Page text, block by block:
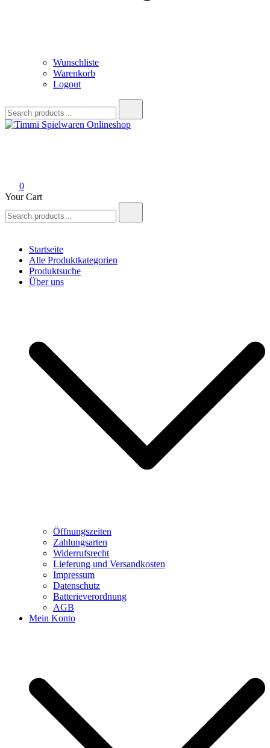
Wunschliste
Warenkorb
Logout
for:
0
Your Cart
for:
Startseite
Alle Produktkategorien
Produktsuche
Über uns
Öffnungszeiten
Zahlungsarten
Widerrufsrecht
Lieferung und Versandkosten
Impressum
Datenschutz
Batterieverordnung
AGB
Mein Konto